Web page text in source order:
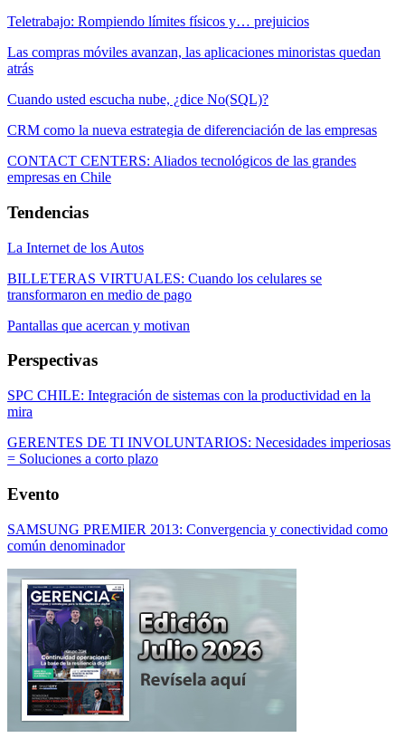
Teletrabajo: Rompiendo límites físicos y… prejuicios
Las compras móviles avanzan, las aplicaciones minoristas quedan
atrás
Cuando usted escucha nube, ¿dice No(SQL)?
CRM como la nueva estrategia de diferenciación de las empresas
CONTACT CENTERS: Aliados tecnológicos de las grandes
empresas en Chile
Tendencias
La Internet de los Autos
BILLETERAS VIRTUALES: Cuando los celulares se
transformaron en medio de pago
Pantallas que acercan y motivan
Perspectivas
SPC CHILE: Integración de sistemas con la productividad en la
mira
GERENTES DE TI INVOLUNTARIOS: Necesidades imperiosas
= Soluciones a corto plazo
Evento
SAMSUNG PREMIER 2013: Convergencia y conectividad como
común denominador